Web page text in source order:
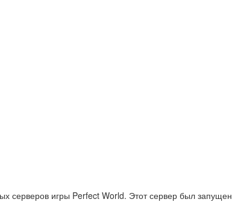
серверов игры Perfect World. Этот сервер был запущен